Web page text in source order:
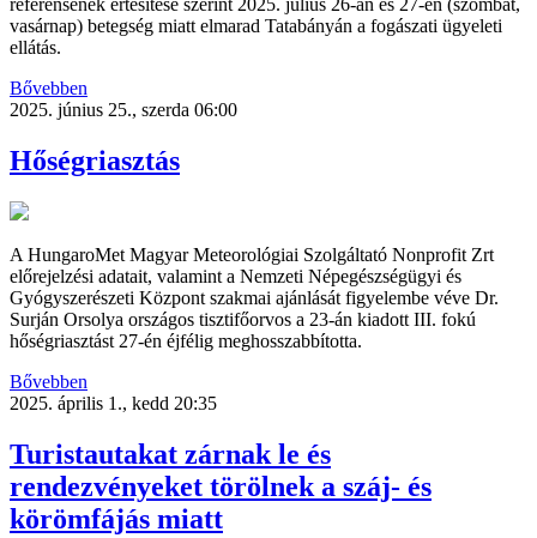
referensének értesítése szerint 2025. július 26-án és 27-én (szombat,
vasárnap) betegség miatt elmarad Tatabányán a fogászati ügyeleti
ellátás.
Bővebben
2025. június 25., szerda 06:00
Hőségriasztás
A HungaroMet Magyar Meteorológiai Szolgáltató Nonprofit Zrt
előrejelzési adatait, valamint a Nemzeti Népegészségügyi és
Gyógyszerészeti Központ szakmai ajánlását figyelembe véve Dr.
Surján Orsolya országos tisztifőorvos a 23-án kiadott III. fokú
hőségriasztást 27-én éjfélig meghosszabbította.
Bővebben
2025. április 1., kedd 20:35
Turistautakat zárnak le és
rendezvényeket törölnek a száj- és
körömfájás miatt